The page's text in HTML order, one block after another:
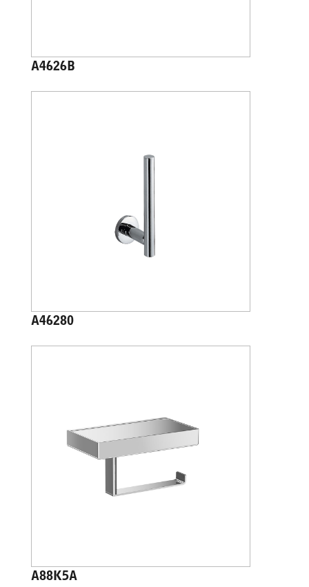
A4626B
A46280
A88K5A